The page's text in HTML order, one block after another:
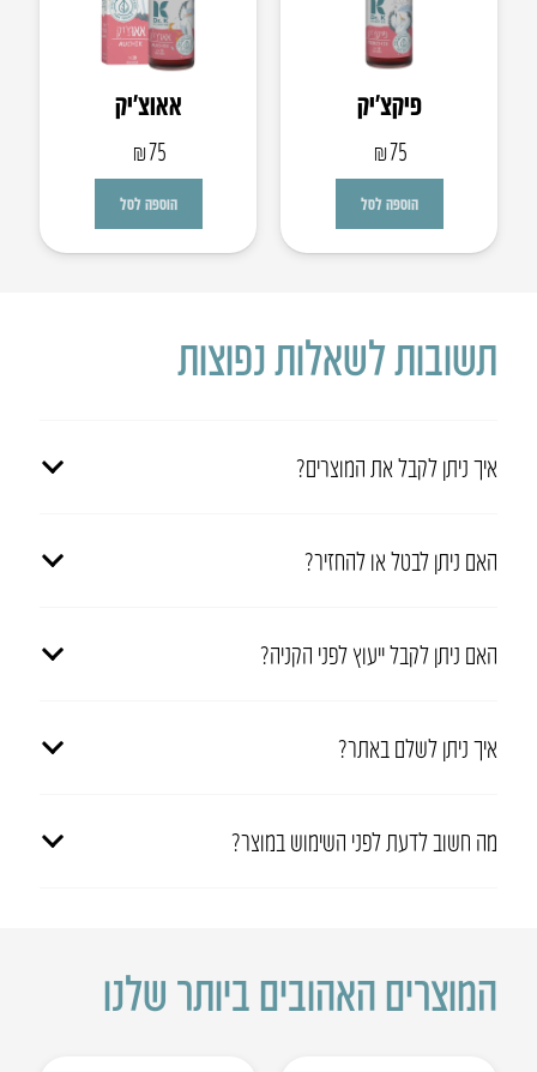
פיקצ’יק
₪75
הוספה לסל
אאוצ’יק
₪75
הוספה לסל
תשובות לשאלות נפוצות
איך ניתן לקבל את המוצרים?
האם ניתן לבטל או להחזיר?
האם ניתן לקבל ייעוץ לפני הקניה?
איך ניתן לשלם באתר?
מה חשוב לדעת לפני השימוש במוצר?
המוצרים האהובים ביותר שלנו